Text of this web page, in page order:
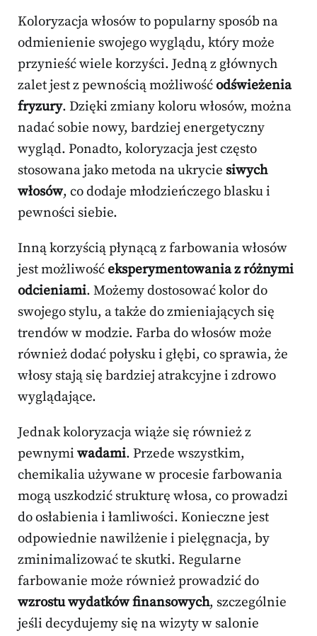
Koloryzacja włosów to popularny sposób na
odmienienie swojego wyglądu, który może
przynieść wiele korzyści. Jedną z głównych
zalet jest z pewnością możliwośćodświeżenia
fryzury. Dzięki zmiany koloru włosów, można
nadać sobie nowy, bardziej energetyczny
wygląd. Ponadto, koloryzacja jest często
stosowana jako metoda na ukrycie siwych
włosów, co dodaje młodzieńczego blasku i
pewności siebie.
Inną korzyścią płynącą z farbowania włosów
jest możliwośćeksperymentowania z różnymi
odcieniami. Możemy dostosować kolor do
swojego stylu, a także do zmieniających się
trendów w modzie. Farba do włosów może
również dodać połysku i głębi, co sprawia, że
włosy stają się bardziej atrakcyjne i zdrowo
wyglądające.
Jednak koloryzacja wiąże się również z
pewnymi wadami. Przede wszystkim,
chemikalia używane w procesie farbowania
mogą uszkodzić strukturę włosa, co prowadzi
do osłabienia i łamliwości. Konieczne jest
odpowiednie nawilżenie i pielęgnacja, by
zminimalizować te skutki. Regularne
farbowanie może również prowadzić do
wzrostu wydatków finansowych, szczególnie
jeśli decydujemy się na wizyty w salonie